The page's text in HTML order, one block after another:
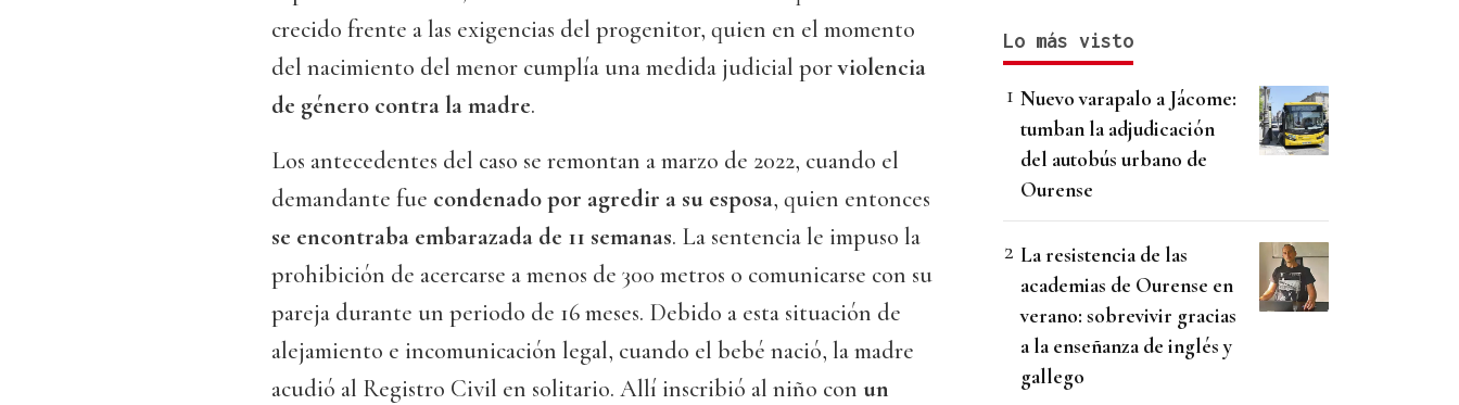
crecido frente a las exigencias del progenitor, quien en el momento
del nacimiento del menor cumplía una medida judicial porviolencia
de género contra la madre.
Los antecedentes del caso se remontan a marzo de 2022, cuando el
demandante fue condenado por agredir a su esposa, quien entonces
se encontraba embarazada de 11 semanas. La sentencia le impuso la
prohibición de acercarse a menos de 300 metros o comunicarse con su
pareja durante un periodo de 16 meses. Debido a esta situación de
alejamiento e incomunicación legal, cuando el bebé nació, la madre
acudió al Registro Civil en solitario. Allí inscribió al niño con un
Lo más visto
Nuevo varapalo a Jácome:
tumban la adjudicación
del autobús urbano de
Ourense
La resistencia de las
academias de Ourense en
verano: sobrevivir gracias
a la enseñanza de inglés y
gallego